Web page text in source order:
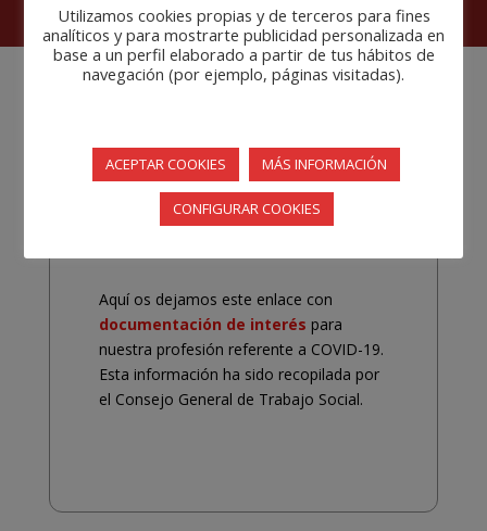
COVID-19
Aquí os dejamos este enlace con
documentación de interés para
nuestra profesión referente a COVID-19.
Esta información ha sido recopilada por
el Consejo General de Trabajo Social.
Utilizamos cookies propias y de terceros para fines
analíticos y para mostrarte publicidad personalizada en
base a un perfil elaborado a partir de tus hábitos de
navegación (por ejemplo, páginas visitadas).
ACEPTAR COOKIES MÁS INFORMACIÓN
CONFIGURAR COOKIES